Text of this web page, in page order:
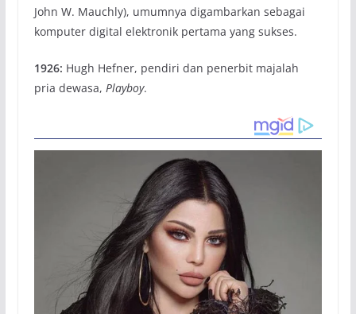
John W. Mauchly), umumnya digambarkan sebagai
komputer digital elektronik pertama yang sukses.
1926: Hugh Hefner, pendiri dan penerbit majalah
pria dewasa, Playboy.